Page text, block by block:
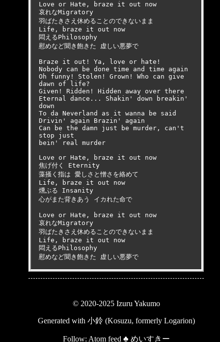
Love or Hate, braze it out now
哀れなMigratory
羽ばたきさえ休めることのできないまま
Life, braze it out now
悶えるPhilosophy
慰めなど聞き飽きた 虚しい悪夢で
Braze it out! Ya, love or hate!
Nobody can be done time and time again
Oh funny! Stolen! Grown! Who can give
dawn of life?
Given! Ridden! Hidden away over there
Eternal dance... Shakin' down breakin'
down
To da Neverland as it wanna be said
Drivin' again Brazin' again
Can be the damn just be murder, can't
stop just
bein' real murder
Love or Hate, braze it out now
焦げ付く Eternity
藻掻く指は 愛しさと憎さを絡めて
Life, braze it out now
燻ぶる Insanity
心がまた背きあう イカれた命で
Love or Hate, braze it out now
哀れなMigratory
羽ばたきさえ休めることのできないまま
Life, braze it out now
悶えるPhilosophy
慰めなど聞き飽きた 虚しい悪夢で
© 2020-2025 Izuru Yakumo
Generated with 小鈴 (Kosuzu, formerly Logarion)
Follow: Atom feed ♣ めいすきー